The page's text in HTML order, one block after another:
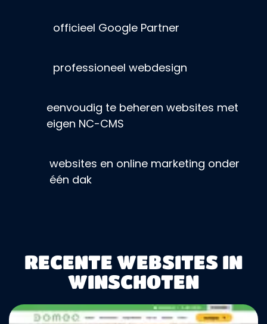
officieel Google Partner
professioneel webdesign
eenvoudig te beheren websites met
eigen NC-CMS
websites en online marketing onder
één dak
RECENTE WEBSITES IN
WINSCHOTEN